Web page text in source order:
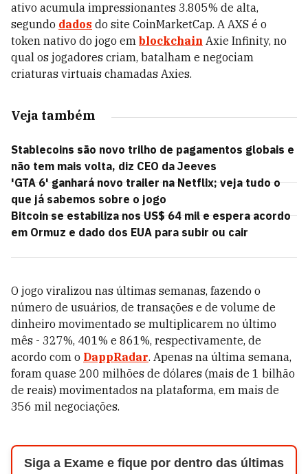
ativo acumula impressionantes 3.805% de alta,
segundo dados do site CoinMarketCap. A AXS é o
token nativo do jogo em blockchain Axie Infinity, no
qual os jogadores criam, batalham e negociam
criaturas virtuais chamadas Axies.
Veja também
Stablecoins são novo trilho de pagamentos globais e
não tem mais volta, diz CEO da Jeeves
'GTA 6' ganhará novo trailer na Netflix; veja tudo o
que já sabemos sobre o jogo
Bitcoin se estabiliza nos US$ 64 mil e espera acordo
em Ormuz e dado dos EUA para subir ou cair
O jogo viralizou nas últimas semanas, fazendo o
número de usuários, de transações e de volume de
dinheiro movimentado se multiplicarem no último
mês - 327%, 401% e 861%, respectivamente, de
acordo com o DappRadar. Apenas na última semana,
foram quase 200 milhões de dólares (mais de 1 bilhão
de reais) movimentados na plataforma, em mais de
356 mil negociações.
Siga a Exame e fique por dentro das últimas